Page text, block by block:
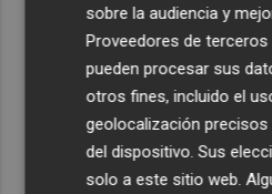
Recibe toda la
Plaza Podcast
Quiero
sobre la audiencia y
Proveedores de terceros
pueden procesar sus
otros fines, incluido el
geolocalización
del dispositivo. Sus
solo a este sitio web.